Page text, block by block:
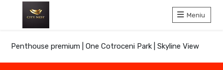
Meniu
Penthouse premium | One Cotroceni Park | Skyline View